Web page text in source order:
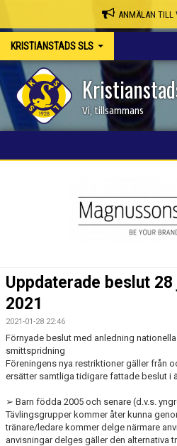
ANMÄLAN TILL
KRISTIANSTADS SLS
Vi, tillsammans
KSLS WEBBSHOP
JOBBA HOS OSS!
FUNKTIONÄR
Uppdaterade beslut 28
2021
2021-01-28 22:46
Förnyade beslut med anledning
smittspridning
Föreningens nya restriktioner gäller från
ersätter samtliga tidigare fattade beslut i
➢ Barn födda 2005 och senare (d.v.s.
Tävlingsgrupper kommer åter kunna
tränare/ledare kommer delge närmare
anvisningar delges gäller den alternativa